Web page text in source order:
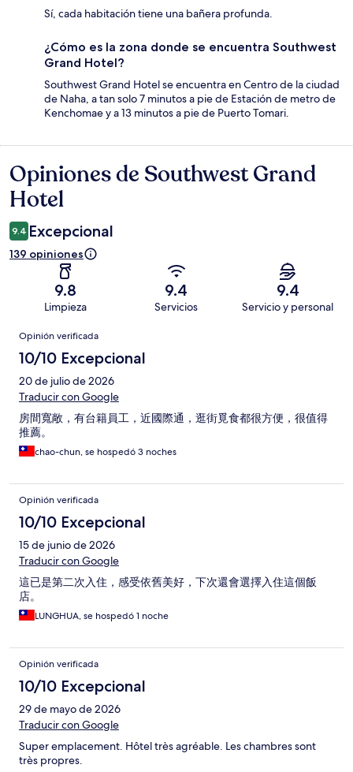
Sí, cada habitación tiene una bañera profunda.
¿Cómo es la zona donde se encuentra Southwest
Grand Hotel?
Southwest Grand Hotel se encuentra en Centro de la ciudad
de Naha, a tan solo 7 minutos a pie de Estación de metro de
Kenchomae y a 13 minutos a pie de Puerto Tomari.
Opiniones
Opiniones de Southwest Grand
Hotel
9.4 Excepcional
139 opiniones
9.8
Limpieza
9.4
Servicios
9.4
Servicio y personal
Opiniones
Opinión verificada
10/10 Excepcional
20 de julio de 2026
Traducir con Google
房間寬敞，有台籍員工，近國際通，逛街覓食都很方便，很值得
推薦。
chao-chun, se hospedó 3 noches
Opinión verificada
10/10 Excepcional
15 de junio de 2026
Traducir con Google
這已是第二次入住，感受依舊美好，下次還會選擇入住這個飯
店。
LUNGHUA, se hospedó 1 noche
Opinión verificada
10/10 Excepcional
29 de mayo de 2026
Traducir con Google
Super emplacement. Hôtel très agréable. Les chambres sont
très propres.